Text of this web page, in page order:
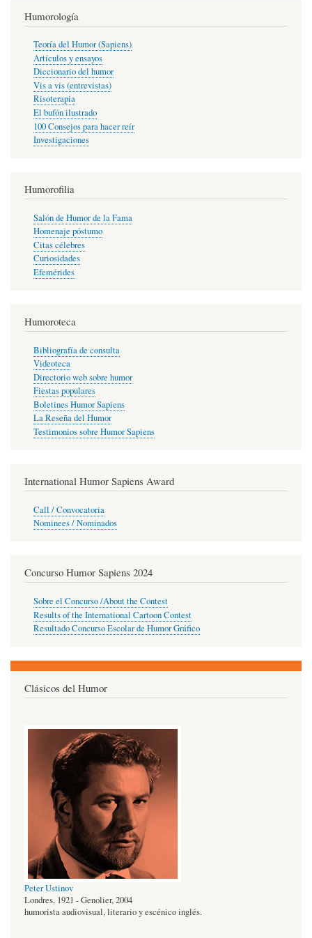
Humorología
Teoría del Humor (Sapiens)
Artículos y ensayos
Diccionario del humor
Vis a vis (entrevistas)
Risoterapia
El bufón ilustrado
100 Consejos para hacer reír
Investigaciones
Humorofilia
Salón de Humor de la Fama
Homenaje póstumo
Citas célebres
Curiosidades
Efemérides
Humoroteca
Bibliografía de consulta
Videoteca
Directorio web sobre humor
Fiestas populares
Boletines Humor Sapiens
La Reseña del Humor
Testimonios sobre Humor Sapiens
International Humor Sapiens Award
Call / Convocatoria
Nominees / Nominados
Concurso Humor Sapiens 2024
Sobre el Concurso /About the Contest
Results of the International Cartoon Contest
Resultado Concurso Escolar de Humor Gráfico
Clásicos del Humor
Peter Ustinov
Londres, 1921 - Genolier, 2004
humorista audiovisual, literario y escénico inglés.